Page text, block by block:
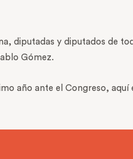
diputadas y diputados de
Gómez.
año ante el Congreso, aquí